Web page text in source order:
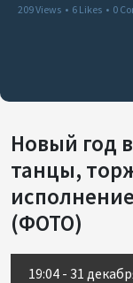
209 Views • 6 Likes • 0
Новый год
танцы,
(ФОТО)
19:04 - 31